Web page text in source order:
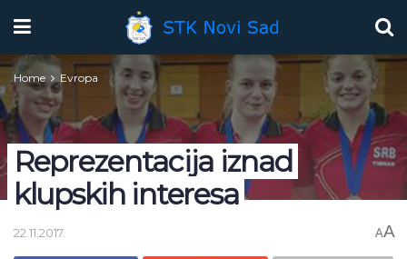
Home Evropa
Reprezentacija iznad
klupskih interesa
22.11.2017. AA